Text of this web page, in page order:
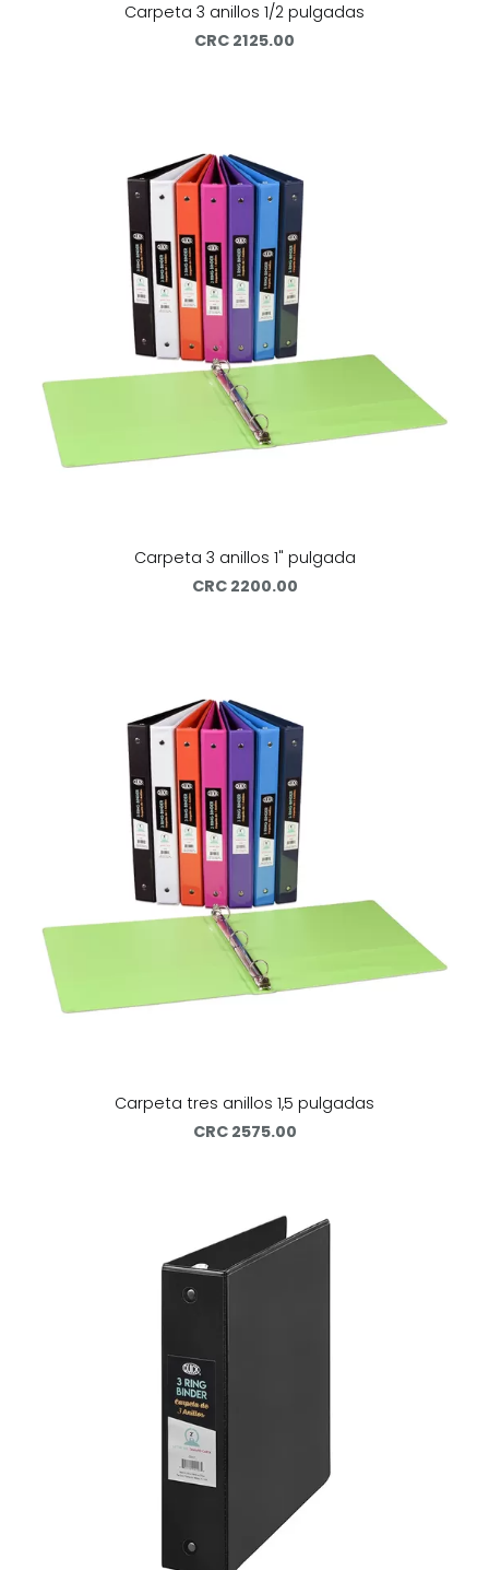
Carpeta 3 anillos 1/2 pulgadas
CRC 2125.00
Carpeta 3 anillos 1" pulgada
CRC 2200.00
Carpeta tres anillos 1,5 pulgadas
CRC 2575.00